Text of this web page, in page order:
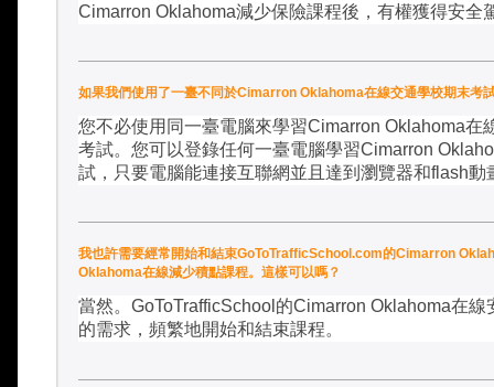
Cimarron Oklahoma減少保險課程後，有權獲得安全
如果我們使用了一臺不同於Cimarron Oklahoma在線交通學校期末
您不必使用同一臺電腦來學習Cimarron Oklahoma在
考試。您可以登錄任何一臺電腦學習Cimarron
試，只要電腦能連接互聯網並且達到瀏覽器和flash動
我也許需要經常開始和結束GoToTrafficSchool.com的Cimarron
Oklahoma在線減少積點課程。這樣可以嗎？
當然。 GoToTrafficSchool 的Cimarron Oklahoma在線
的需求，頻繁地開始和結束課程。